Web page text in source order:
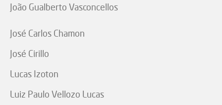
João Gualberto Vasconcellos
José Carlos Chamon
José Cirillo
Lucas Izoton
Luiz Paulo Vellozo Lucas